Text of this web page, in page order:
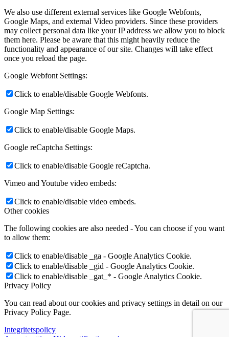
We also use different external services like Google Webfonts,
Google Maps, and external Video providers. Since these providers
may collect personal data like your IP address we allow you to block
them here. Please be aware that this might heavily reduce the
functionality and appearance of our site. Changes will take effect
once you reload the page.
Google Webfont Settings:
Click to enable/disable Google Webfonts.
Google Map Settings:
Click to enable/disable Google Maps.
Google reCaptcha Settings:
Click to enable/disable Google reCaptcha.
Vimeo and Youtube video embeds:
Click to enable/disable video embeds.
Other cookies
The following cookies are also needed - You can choose if you want
to allow them:
Click to enable/disable _ga - Google Analytics Cookie.
Click to enable/disable _gid - Google Analytics Cookie.
Click to enable/disable _gat_* - Google Analytics Cookie.
Privacy Policy
You can read about our cookies and privacy settings in detail on our
Privacy Policy Page.
Integritetspolicy